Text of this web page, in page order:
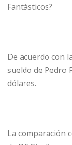
Fantásticos?
De acuerdo con
sueldo de Pedro
dólares.
La comparación